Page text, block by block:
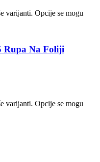
varijanti. Opcije se mogu
Rupa Na Foliji
varijanti. Opcije se mogu